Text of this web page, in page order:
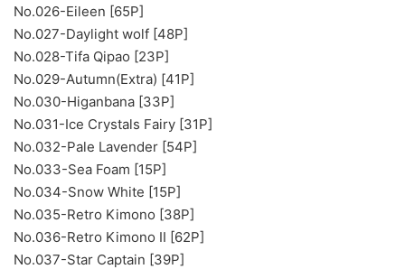
No.026-Eileen [65P]
No.027-Daylight wolf [48P]
No.028-Tifa Qipao [23P]
No.029-Autumn(Extra) [41P]
No.030-Higanbana [33P]
No.031-Ice Crystals Fairy [31P]
No.032-Pale Lavender [54P]
No.033-Sea Foam [15P]
No.034-Snow White [15P]
No.035-Retro Kimono [38P]
No.036-Retro Kimono II [62P]
No.037-Star Captain [39P]